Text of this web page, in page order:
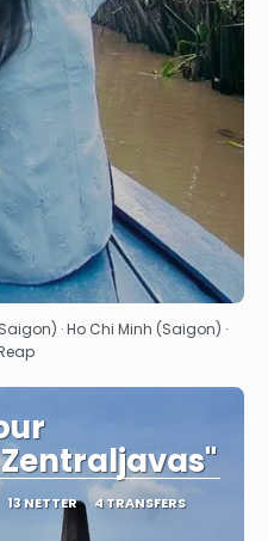
· Ho Chi Minh (Saigon) ·
13 NETTER 4 TRANSFERS